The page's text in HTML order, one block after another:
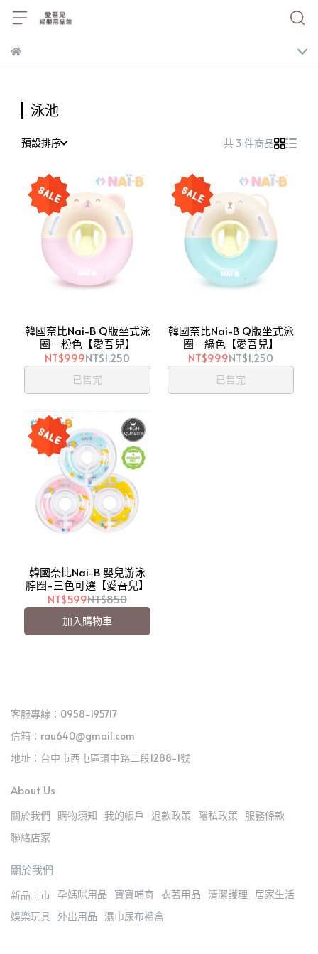
泳池
預設排序 共 3 件商品
韓國奈比Nai-B Q版坐式泳
圈－粉色【愛吾兒】
NT$999NT$1,250
已售完
韓國奈比Nai-B Q版坐式泳
圈－綠色【愛吾兒】
NT$999NT$1,250
已售完
韓國奈比Nai-B 嬰兒游泳
脖圈-三色可選【愛吾兒】
NT$599NT$850
加入購物車
客服專線：0958-195717
信箱：rau640@gmail.com
地址：台中市西屯區環中路二段1288-1號
About Us
關於我們 購物須知 我的帳戶 退款政策 隱私政策 服務條款
聯絡店家
關於我們
新品上市 孕媽咪用品 寶寶哺育 衣著用品 清潔護理
居家生活
娛樂玩具 外出用品 濕巾尿布禮盒